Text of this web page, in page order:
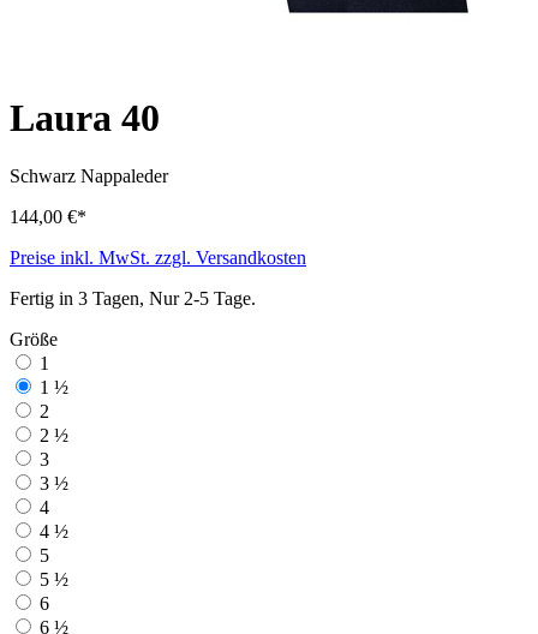
Laura 40
Schwarz Nappaleder
144,00 €*
Preise inkl. MwSt. zzgl. Versandkosten
Fertig in 3 Tagen, Nur 2-5 Tage.
Größe
1
1 ½
2
2 ½
3
3 ½
4
4 ½
5
5 ½
6
6 ½